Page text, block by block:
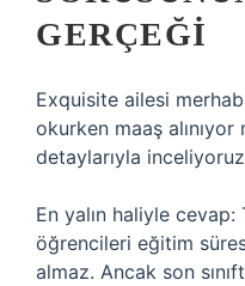
GERÇEĞI
Exquisite ailesi
okurken maaş alınıyor
detaylarıyla
En yalın haliyle cevap:
öğrencileri eğitim
almaz. Ancak son